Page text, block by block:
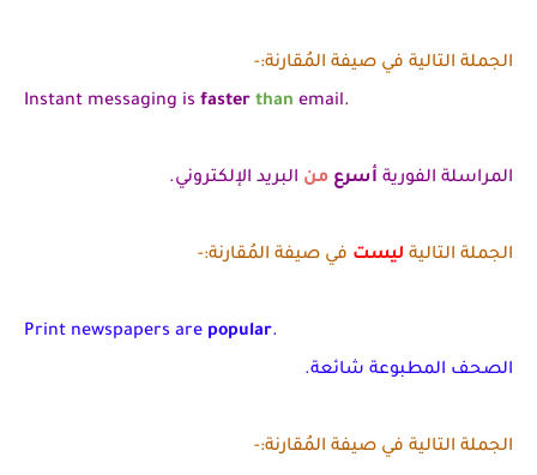
الجملة التالية في صيفة المُقارنة:-
Instant messaging is faster than email.
المراسلة الفورية أسرع من البريد الإلكتروني.
الجملة التالية ليست في صيفة المُقارنة:-
Print newspapers are popular.
الصحف المطبوعة شائعة.
الجملة التالية في صيفة المُقارنة:-